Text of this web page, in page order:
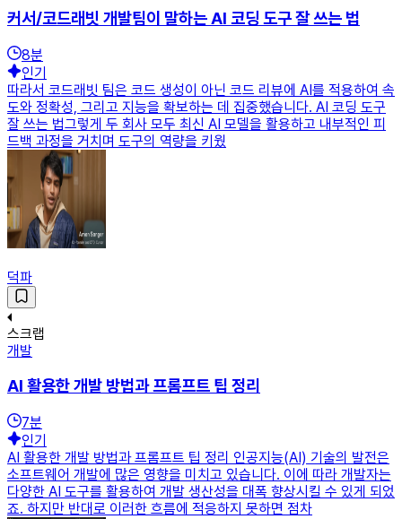
커서/코드래빗 개발팀이 말하는 AI 코딩 도구 잘 쓰는 법
8분
인기
따라서 코드래빗 팀은 코드 생성이 아닌 코드 리뷰에 AI를 적용하여 속
도와 정확성, 그리고 지능을 확보하는 데 집중했습니다. AI 코딩 도구
잘 쓰는 법그렇게 두 회사 모두 최신 AI 모델을 활용하고 내부적인 피
드백 과정을 거치며 도구의 역량을 키웠
덕파
스크랩
개발
AI 활용한 개발 방법과 프롬프트 팁 정리
7분
인기
AI 활용한 개발 방법과 프롬프트 팁 정리 인공지능(AI) 기술의 발전은
소프트웨어 개발에 많은 영향을 미치고 있습니다. 이에 따라 개발자는
다양한 AI 도구를 활용하여 개발 생산성을 대폭 향상시킬 수 있게 되었
죠. 하지만 반대로 이러한 흐름에 적응하지 못하면 점차